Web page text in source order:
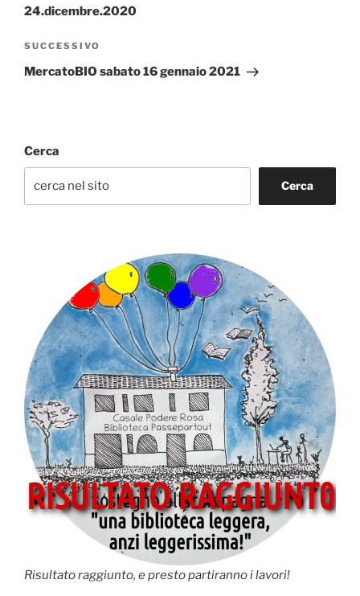
24.dicembre.2020
Articolo
successivo
SUCCESSIVO
MercatoBIO sabato 16 gennaio 2021
Cerca
Cerca
Risultato raggiunto, e presto partiranno i lavori!